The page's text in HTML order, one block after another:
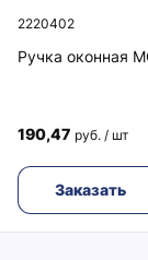
2220402
Ручка оконная
190,47 руб. / шт
Заказать